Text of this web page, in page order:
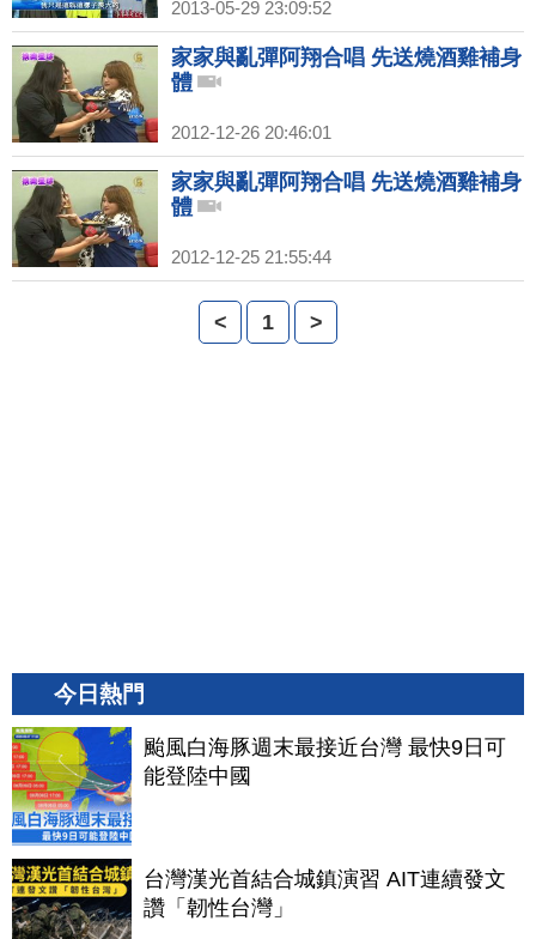
2013-05-29 23:09:52
家家與亂彈阿翔合唱 先送燒酒雞補身
體
2012-12-26 20:46:01
家家與亂彈阿翔合唱 先送燒酒雞補身
體
2012-12-25 21:55:44
< 1 >
今日熱門
颱風白海豚週末最接近台灣 最快9日可
能登陸中國
台灣漢光首結合城鎮演習 AIT連續發文
讚「韌性台灣」